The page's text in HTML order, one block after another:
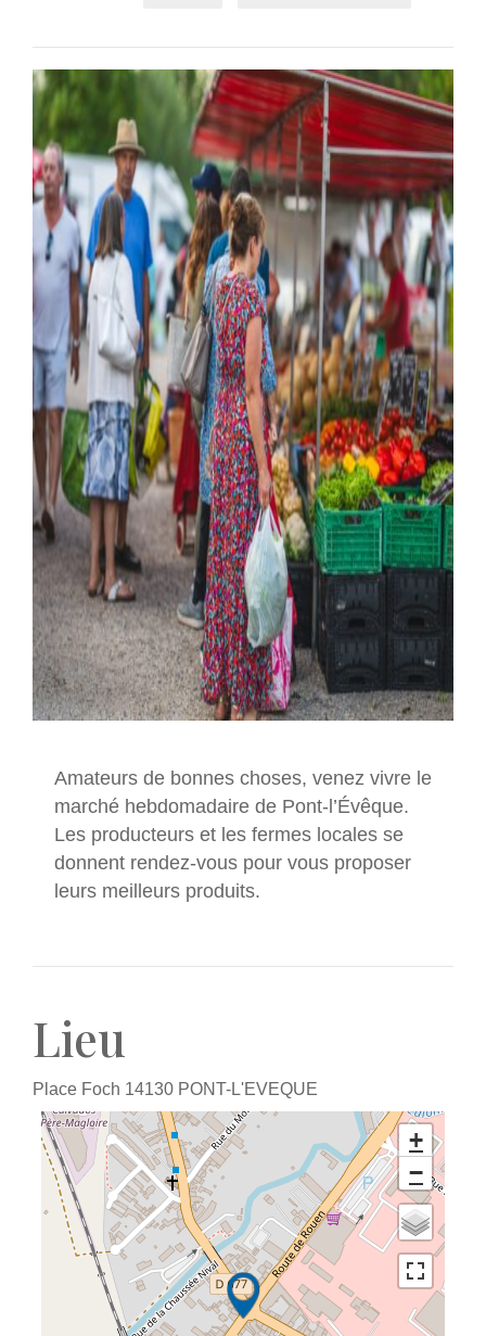
Amateurs de bonnes choses, venez vivre le
marché hebdomadaire de Pont-l’Évêque.
Les producteurs et les fermes locales se
donnent rendez-vous pour vous proposer
leurs meilleurs produits.
Lieu
Place Foch 14130 PONT-L'EVEQUE
+
−